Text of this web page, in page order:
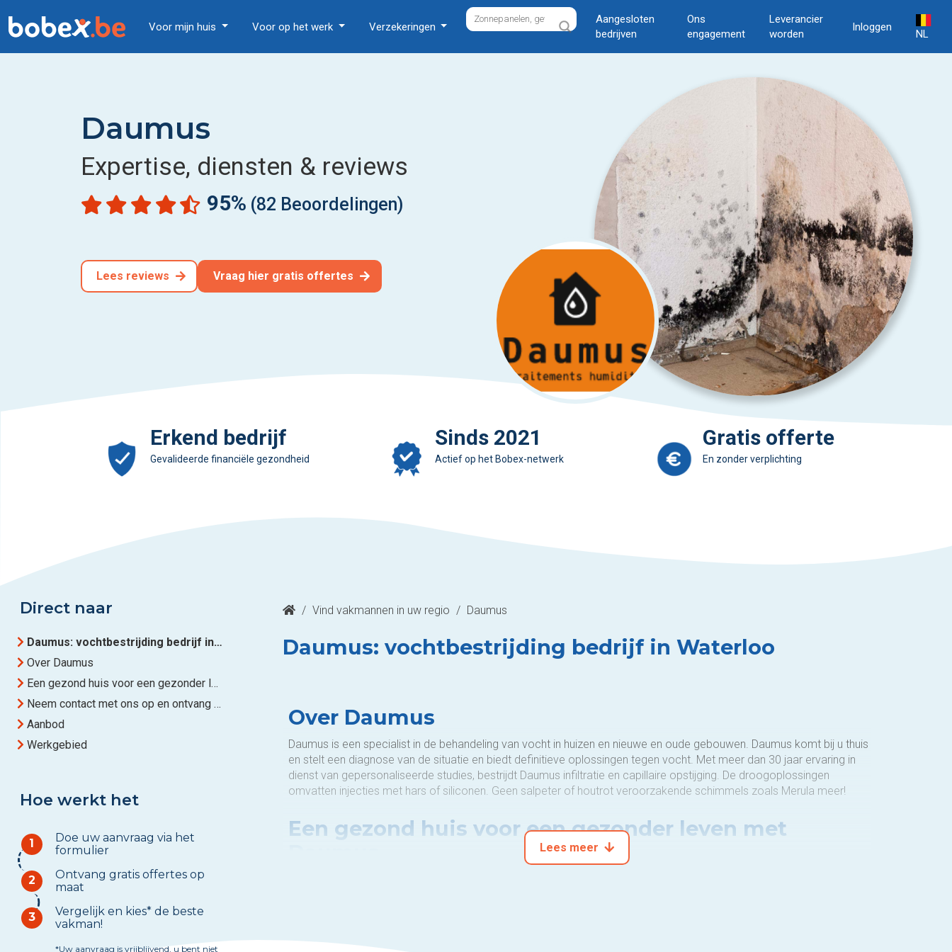
Voor mijn huis Voor op het werk Verzekeringen
Aangesloten
bedrijven
Ons
engagement
Leverancier
worden
Inloggen
NL
Daumus
Expertise, diensten & reviews
95% (82 Beoordelingen)
Lees reviews Vraag hier gratis offertes
Erkend bedrijf
Gevalideerde financiële gezondheid
Sinds 2021
Actief op het Bobex-netwerk
Gratis offerte
En zonder verplichting
Direct naar
Daumus: vochtbestrijding bedrijf in Waterloo
Over Daumus
Een gezond huis voor een gezonder leven met Daumus
Neem contact met ons op en ontvang binnen 48 uur een antwoord
Aanbod
Werkgebied
Hoe werkt het
1
Doe uw aanvraag via het
formulier
2
Ontvang gratis offertes op
maat
3
Vergelijk en kies* de beste
vakman!
*Uw aanvraag is vrijblijvend, u bent niet
/ Vind vakmannen in uw regio / Daumus
Daumus: vochtbestrijding bedrijf in Waterloo
Over Daumus
Daumus is een specialist in de behandeling van vocht in huizen en nieuwe en oude gebouwen. Daumus komt bij u thuis
en stelt een diagnose van de situatie en biedt definitieve oplossingen tegen vocht. Met meer dan 30 jaar ervaring in
dienst van gepersonaliseerde studies, bestrijdt Daumus infiltratie en capillaire opstijging. De droogoplossingen
omvatten injecties met hars of siliconen. Geen salpeter of houtrot veroorzakende schimmels zoals Merula meer!
Een gezond huis voor een gezonder leven met
Lees meer